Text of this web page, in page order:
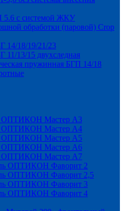
5.6 с системой ЖКУ
обработки (паровой) Crop
14/18/19/21/23
11/13/15 двухследная
пружинная БГП 14/18
ОПТИКОН Мастер А3
ОПТИКОН Мастер А4
ОПТИКОН Мастер А5
ОПТИКОН Мастер А6
ОПТИКОН Мастер А7
ОПТИКОН Фаворит 2
ОПТИКОН Фаворит 2,5
ОПТИКОН Фаворит 3
ОПТИКОН Фаворит 4